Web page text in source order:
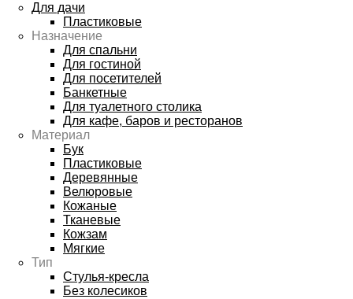
Для дачи
Пластиковые
Назначение
Для спальни
Для гостиной
Для посетителей
Банкетные
Для туалетного столика
Для кафе, баров и ресторанов
Материал
Бук
Пластиковые
Деревянные
Велюровые
Кожаные
Тканевые
Кожзам
Мягкие
Тип
Стулья-кресла
Без колесиков